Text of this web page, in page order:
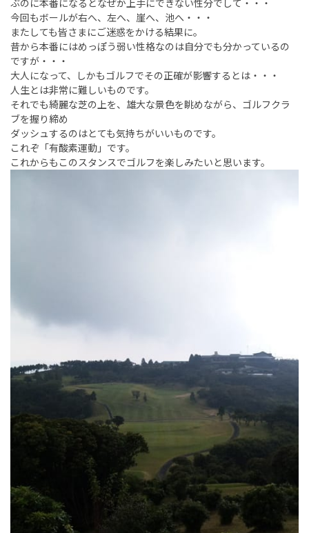
ぶのに本番になるとなぜか上手にできない性分でして・・・
今回もボールが右へ、左へ、崖へ、池へ・・・
またしても皆さまにご迷惑をかける結果に。
昔から本番にはめっぽう弱い性格なのは自分でも分かっているの
ですが・・・
大人になって、しかもゴルフでその正確が影響するとは・・・
人生とは非常に難しいものです。
それでも綺麗な芝の上を、雄大な景色を眺めながら、ゴルフクラ
ブを握り締め
ダッシュするのはとても気持ちがいいものです。
これぞ「有酸素運動」です。
これからもこのスタンスでゴルフを楽しみたいと思います。